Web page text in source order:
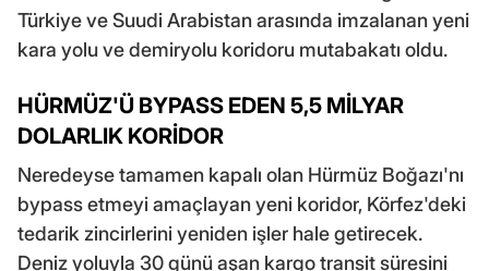
Türkiye ve Suudi Arabistan arasında imzalanan yeni
kara yolu ve demiryolu koridoru mutabakatı oldu.
HÜRMÜZ'Ü BYPASS EDEN 5,5 MİLYAR
DOLARLIK KORİDOR
Neredeyse tamamen kapalı olan Hürmüz Boğazı'nı
bypass etmeyi amaçlayan yeni koridor, Körfez'deki
tedarik zincirlerini yeniden işler hale getirecek.
Deniz yoluyla 30 günü aşan kargo transit süresini